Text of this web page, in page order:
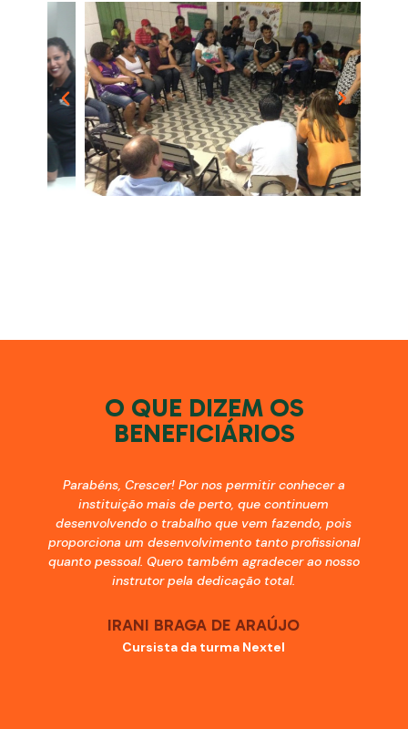
O QUE DIZEM OS
BENEFICIÁRIOS
Parabéns, Crescer! Por nos permitir conhecer a
instituição mais de perto, que continuem
desenvolvendo o trabalho que vem fazendo, pois
proporciona um desenvolvimento tanto profissional
quanto pessoal. ​Quero também agradecer ao nosso
instrutor pela dedicação total.
IRANI BRAGA DE ARAÚJO
Cursista da turma Nextel